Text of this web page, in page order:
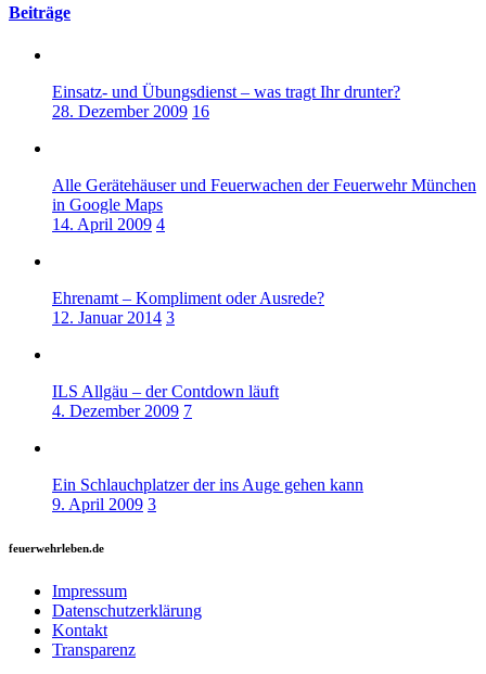
Beiträge
Einsatz- und Übungsdienst – was tragt Ihr drunter?
28. Dezember 2009 16
Alle Gerätehäuser und Feuerwachen der Feuerwehr München
in Google Maps
14. April 2009 4
Ehrenamt – Kompliment oder Ausrede?
12. Januar 2014 3
ILS Allgäu – der Contdown läuft
4. Dezember 2009 7
Ein Schlauchplatzer der ins Auge gehen kann
9. April 2009 3
feuerwehrleben.de
Impressum
Datenschutzerklärung
Kontakt
Transparenz